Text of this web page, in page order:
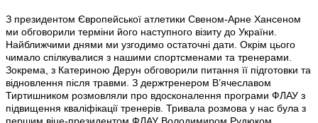
З президентом Європейської атлетики Свеном-Арне Хансеном
ми обговорили терміни його наступного візиту до України.
Найближчими днями ми узгодимо остаточні дати. Окрім цього
чимало спілкувалися з нашими спортсменами та тренерами.
Зокрема, з Катериною Дерун обговорили питання її підготовки та
відновлення після травми. З держтренером В’ячеславом
Тиртишником розмовляли про вдосконалення програми ФЛАУ з
підвищення кваліфікації тренерів. Тривала розмова у нас була з
першим віце-президентом ФЛАУ Володимиром Рудюком.